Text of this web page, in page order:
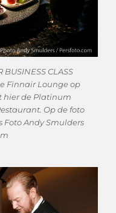
CLASS
Finnair Lounge op
hier de Platinum
Op de foto
Foto Andy Smulders